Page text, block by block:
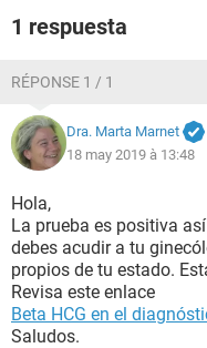
1 respuesta
RÉPONSE 1 / 1
Dra. Marta Marnet
18 may 2019 à 13:48
Hola,
La prueba es positiva
debes acudir a tu
propios de tu estado.
Revisa este enlace
Beta HCG en el
Saludos.